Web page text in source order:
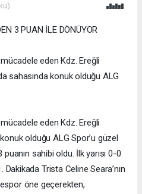
3 PUAN İLE DÖNÜYOR
eden Kdz. Ereğli
sahasında konuk olduğu ALG
eden Kdz. Ereğli
olduğu ALG Spor’u güzel
sahibi oldu. İlk yarısı 0-0
Trista Celine Seara’nın
öne geçerekten,